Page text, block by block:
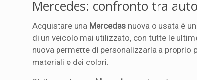
Mercedes: confronto tra
Acquistare una Mercedes nuova o usata è
di un veicolo mai utilizzato, con tutte le
nuova permette di personalizzarla a proprio
materiali e dei colori.